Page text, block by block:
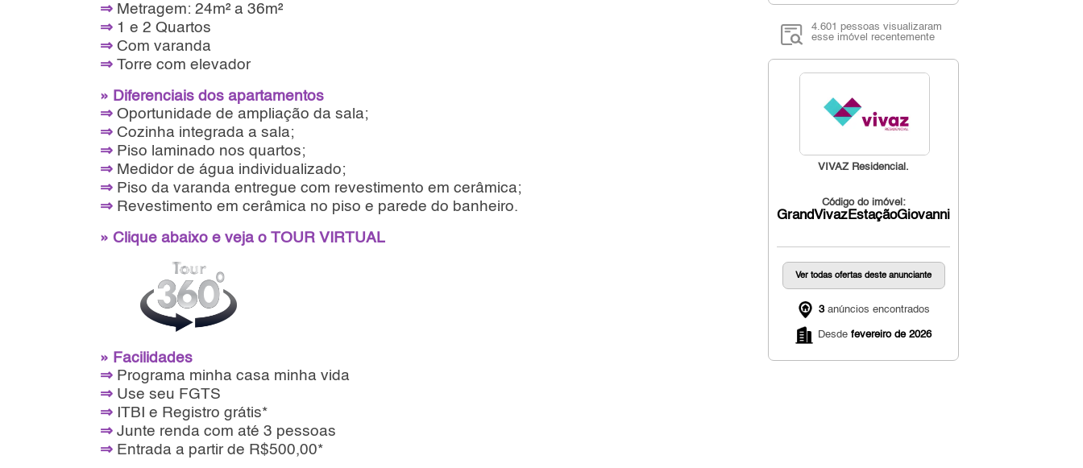
⇒ Metragem: 24m² a 36m²
⇒ 1 e 2 Quartos
⇒ Com varanda
⇒ Torre com elevador
» Diferenciais dos apartamentos
⇒ Oportunidade de ampliação da sala;
⇒ Cozinha integrada a sala;
⇒ Piso laminado nos quartos;
⇒ Medidor de água individualizado;
⇒ Piso da varanda entregue com revestimento em cerâmica;
⇒ Revestimento em cerâmica no piso e parede do banheiro.
» Clique abaixo e veja o TOUR VIRTUAL
» Facilidades
⇒ Programa minha casa minha vida
⇒ Use seu FGTS
⇒ ITBI e Registro grátis*
⇒ Junte renda com até 3 pessoas
⇒ Entrada a partir de R$500,00*
4.601 pessoas visualizaram
esse imóvel recentemente
VIVAZ Residencial.
Código do imóvel:
GrandVivazEstaçãoGiovanniGronchi
Ver todas ofertas deste anunciante
3anúncios encontrados
Desde fevereiro de 2026